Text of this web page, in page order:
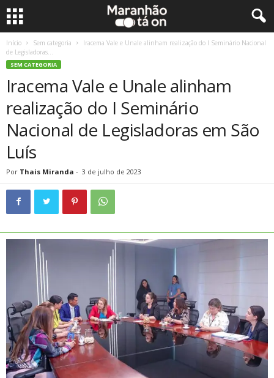
Início Sem categoria
Iracema Vale e Unale alinham realização do I Seminário Nacional
de Legisladoras...
SEM CATEGORIA
Iracema Vale e Unale alinham
realização do I Seminário
Nacional de Legisladoras em São
Luís
Por Thais Miranda - 3 de julho de 2023